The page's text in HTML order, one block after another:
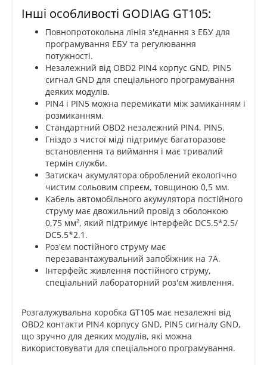
Інші особливості GODIAG GT105:
Повнопротокольна лінія з'єднання з ЕБУ для
програмування ЕБУ та регулювання
потужності.
Незалежний від OBD2 PIN4 корпус GND, PIN5
сигнал GND для спеціального програмування
деяких модулів.
PIN4 і PIN5 можна перемикати між замиканням і
розмиканням.
Стандартний OBD2 незалежний PIN4, PIN5.
Гніздо з чистої міді підтримує багаторазове
встановлення та виймання і має тривалий
термін служби.
Затискач акумулятора оброблений екологічно
чистим сольовим спреєм, товщиною 0,5 мм.
Кабель автомобільного акумулятора постійного
струму має двожильний провід з оболонкою
0,75 мм², який підтримує інтерфейс DC5.5*2.5/
DC5.5*2.1.
Роз'єм постійного струму має
перезавантажувальний запобіжник на 7А.
Інтерфейс живлення постійного струму,
спеціальний лабораторний роз'єм живлення.
Розгалужувальна коробка GT105 має незалежні від
OBD2 контакти PIN4 корпусу GND, PIN5 сигналу GND,
що зручно для деяких модулів, які можна
використовувати для спеціального програмування.